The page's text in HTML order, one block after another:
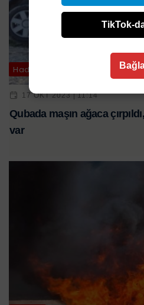
Hadisə
17 OKT 2023 | 11:14
Qubada maşın ağaca
var
TikTok-